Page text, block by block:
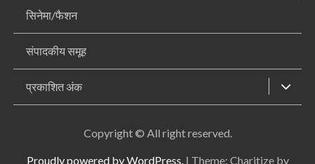
सिनेमा/फैशन
संपादकीय समूह
प्रकाशित अंक
Copyright © All right reserved.
Proudly powered by WordPress. | Theme: Charitize by